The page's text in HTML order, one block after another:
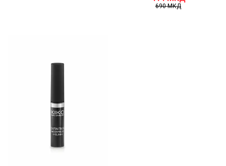
690МКД